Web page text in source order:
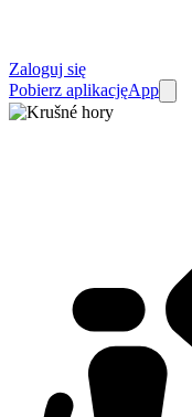
Zaloguj się
Pobierz aplikacjęApp